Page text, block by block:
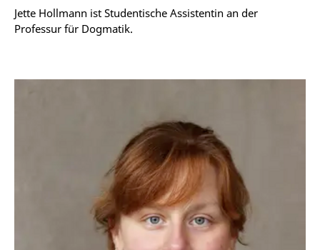
Jette Hollmann ist Studentische Assistentin an der
Professur für Dogmatik.